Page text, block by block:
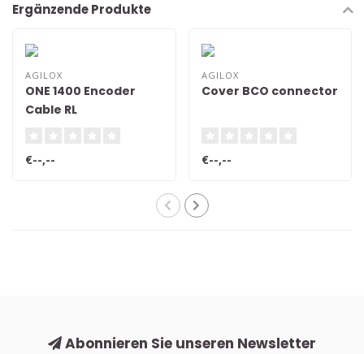
Ergänzende Produkte
AGILOX
ONE 1400 Encoder
Cable RL
€--,--
AGILOX
Cover BCO connector
€--,--
Abonnieren Sie unseren Newsletter